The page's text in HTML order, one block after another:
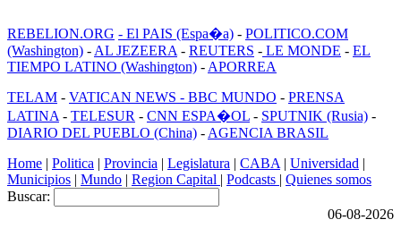
REBELION.ORG - El PAIS (Espa�a) - POLITICO.COM
(Washington) - AL JEZEERA - REUTERS - LE MONDE - EL
TIEMPO LATINO (Washington) - APORREA
TELAM - VATICAN NEWS - BBC MUNDO - PRENSA
LATINA - TELESUR - CNN ESPA�OL - SPUTNIK (Rusia) -
DIARIO DEL PUEBLO (China) - AGENCIA BRASIL
Home | Politica | Provincia | Legislatura | CABA | Universidad |
Municipios | Mundo | Region Capital | Podcasts | Quienes somos
Buscar:
06-08-2026